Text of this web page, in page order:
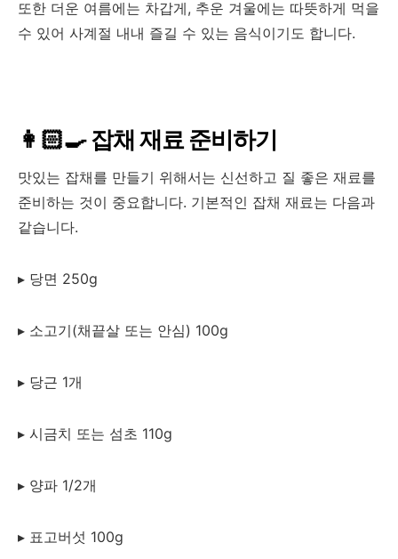
또한 더운 여름에는 차갑게, 추운 겨울에는 따뜻하게 먹을
수 있어 사계절 내내 즐길 수 있는 음식이기도 합니다.
👩🏻‍🍳 잡채 재료 준비하기
맛있는 잡채를 만들기 위해서는 신선하고 질 좋은 재료를
준비하는 것이 중요합니다. 기본적인 잡채 재료는 다음과
같습니다.
▸ 당면 250g
▸ 소고기(채끝살 또는 안심) 100g
▸ 당근 1개
▸ 시금치 또는 섬초 110g
▸ 양파 1/2개
▸ 표고버섯 100g